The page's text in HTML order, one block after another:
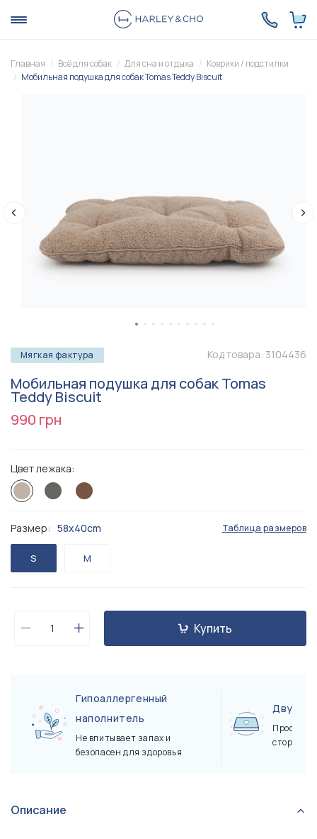
Главная Всё для собак Для сна и отдыха
Коврики / подстилки
Мобильная подушка для собак Tomas Teddy Biscuit
Мягкая фактура Код товара: 3104436
Мобильная подушка для собак Tomas
Teddy Biscuit
990 грн
Цвет лежака:
Размер: 58х40cm Таблица размеров
S M
Купить
Гипоаллергенный
наполнитель
Не впитывает запах и
безопасен для здоровья
Просто
сторону
Описание